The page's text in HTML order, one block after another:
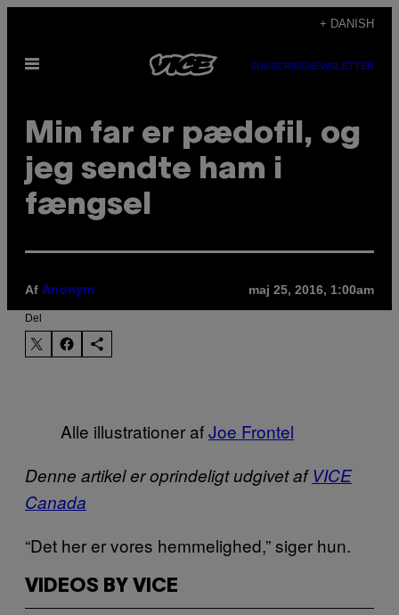
indhold
+ DANISH
Åbn
SUBSCRIBENEWSLETTER
​Min far er pædofil, og
jeg sendte ham i
fængsel
Af Anonym maj 25, 2016, 1:00am
Del
Alle illustrationer afJoe Frontel
Denne artikel er oprindeligt udgivet afVICE
Canada
“Det her er vores hemmelighed,” siger hun.
VIDEOS BY VICE